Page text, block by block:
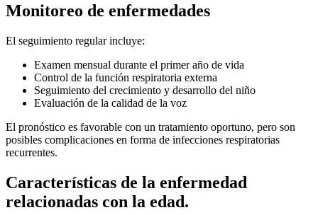
Monitoreo de enfermedades
El seguimiento regular incluye:
Examen mensual durante el primer año de vida
Control de la función respiratoria externa
Seguimiento del crecimiento y desarrollo del niño
Evaluación de la calidad de la voz
El pronóstico es favorable con un tratamiento oportuno, pero son
posibles complicaciones en forma de infecciones respiratorias
recurrentes.
Características de la enfermedad
relacionadas con la edad.